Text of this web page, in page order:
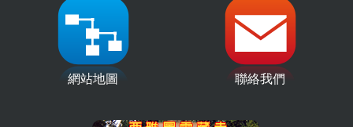
網站地圖 聯絡我們